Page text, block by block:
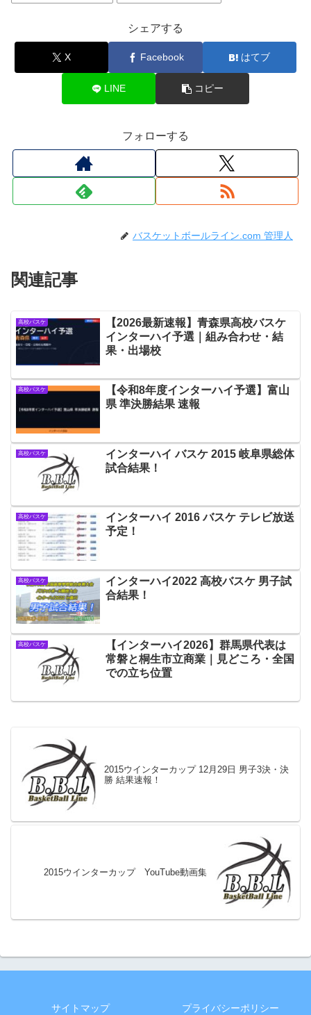
シェアする
X Facebook はてブ
LINE コピー
フォローする
バスケットボールライン.com 管理人
関連記事
高校バスケ
【2026最新速報】青森県高校バスケ
インターハイ予選｜組み合わせ・結
果・出場校
高校バスケ
【令和8年度インターハイ予選】富山
県 準決勝結果 速報
高校バスケ
インターハイ バスケ 2015 岐阜県総体
試合結果！
高校バスケ
インターハイ 2016 バスケ テレビ放送
予定！
高校バスケ
インターハイ2022 高校バスケ 男子試
合結果！
高校バスケ
【インターハイ2026】群馬県代表は
常磐と桐生市立商業｜見どころ・全国
での立ち位置
2015ウインターカップ 12月29日 男子3決・決
勝 結果速報！
2015ウインターカップ YouTube動画集
サイトマップ プライバシーポリシー